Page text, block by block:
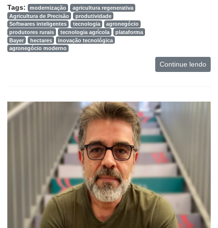
Tags: modernização
agricultura regenerativa
Agricultura de Precisão
produtividade
Softwares inteligentes
tecnologia
agronegócio
produtores rurais
tecnologia agrícola
plataforma
Bayer
hectares
inovação tecnológica
agronegócio moderno
Continue lendo